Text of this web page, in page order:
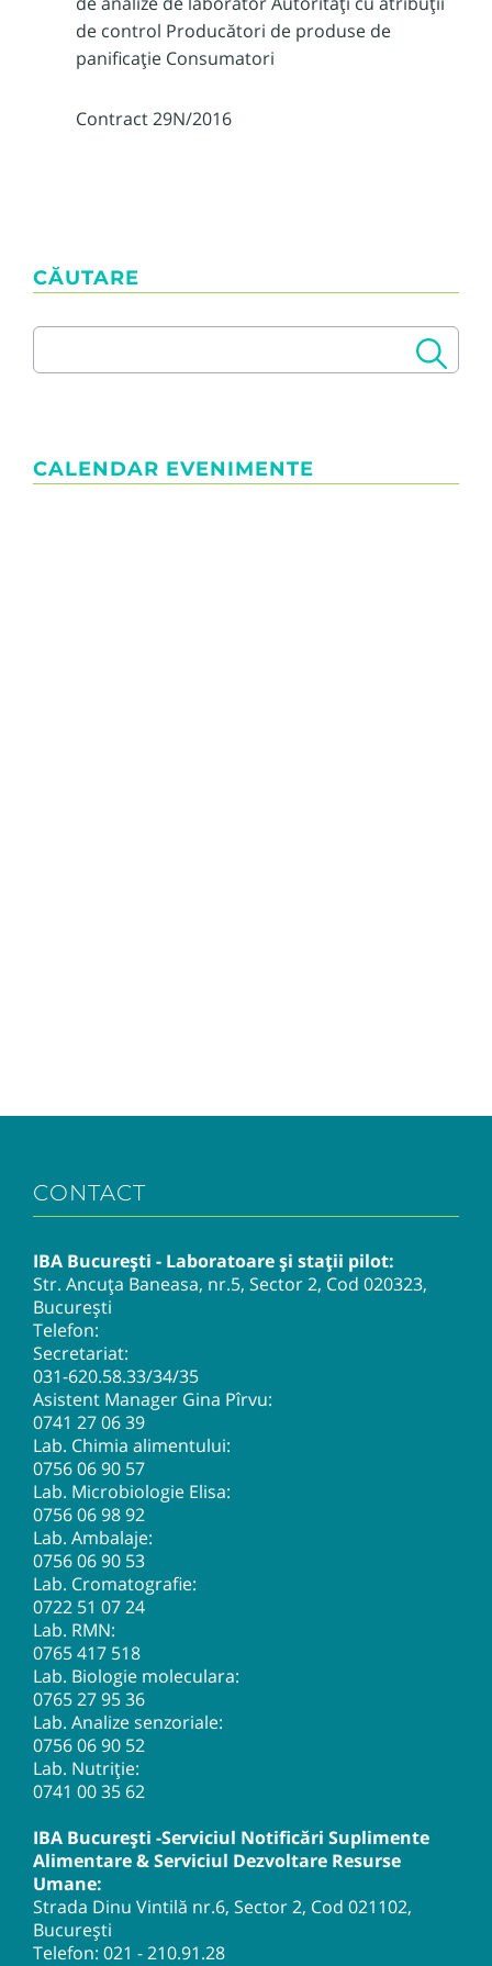
de control Producători de produse de
panificație Consumatori
Contract 29N/2016
CĂUTARE
CALENDAR EVENIMENTE
CONTACT
IBA București - Laboratoare și stații pilot:
Str. Ancuța Baneasa, nr.5, Sector 2, Cod 020323,
București
Telefon:
Secretariat:
031-620.58.33/34/35
Asistent Manager Gina Pîrvu:
0741 27 06 39
Lab. Chimia alimentului:
0756 06 90 57
Lab. Microbiologie Elisa:
0756 06 98 92
Lab. Ambalaje:
0756 06 90 53
Lab. Cromatografie:
0722 51 07 24
Lab. RMN:
0765 417 518
Lab. Biologie moleculara:
0765 27 95 36
Lab. Analize senzoriale:
0756 06 90 52
Lab. Nutriție:
0741 00 35 62
IBA București -Serviciul Notificări Suplimente
Alimentare & Serviciul Dezvoltare Resurse
Umane:
Strada Dinu Vintilă nr.6, Sector 2, Cod 021102,
București
Telefon: 021 - 210.91.28